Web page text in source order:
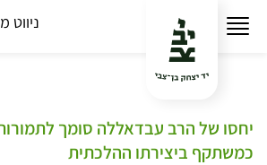
ניווט
יחסו של הרב עבדאללה סומך
כמשתקף ביצירתו ההלכתית